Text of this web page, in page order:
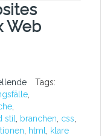
Web
Tags:
stil branchen css
html
klare